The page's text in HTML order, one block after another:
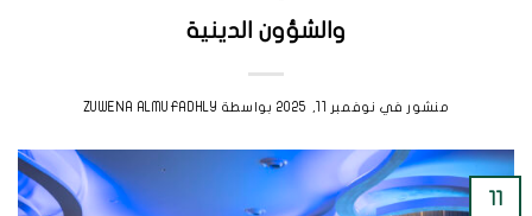
والشؤون الدينية
منشور في نوفمبر 11, 2025 بواسطة ZUWENA ALMUFADHLY
11